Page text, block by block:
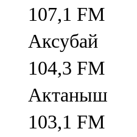
107,1 FM
Аксубай
104,3 FM
Актаныш
103,1 FM